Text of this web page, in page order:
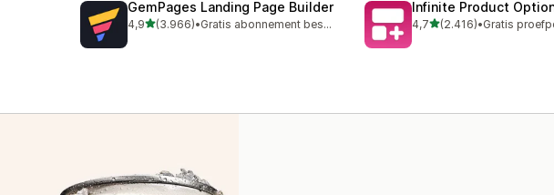
GemPages Landing Page Builder
4,9van 5 sterren
(3.966)
3966 recensies in totaal
• Gratis abonnement beschikbaar
Infinite Product
4,7van 5 sterren
(2.416)
2416 recensies in totaal
•